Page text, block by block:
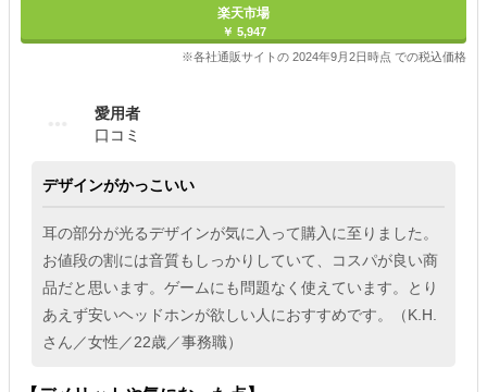
楽天市場
￥ 5,947
※各社通販サイトの 2024年9月2日時点 での税込価格
愛用者
口コミ
デザインがかっこいい
耳の部分が光るデザインが気に入って購入に至りました。
お値段の割には音質もしっかりしていて、コスパが良い商
品だと思います。ゲームにも問題なく使えています。とり
あえず安いヘッドホンが欲しい人におすすめです。（K.H.
さん／女性／22歳／事務職）